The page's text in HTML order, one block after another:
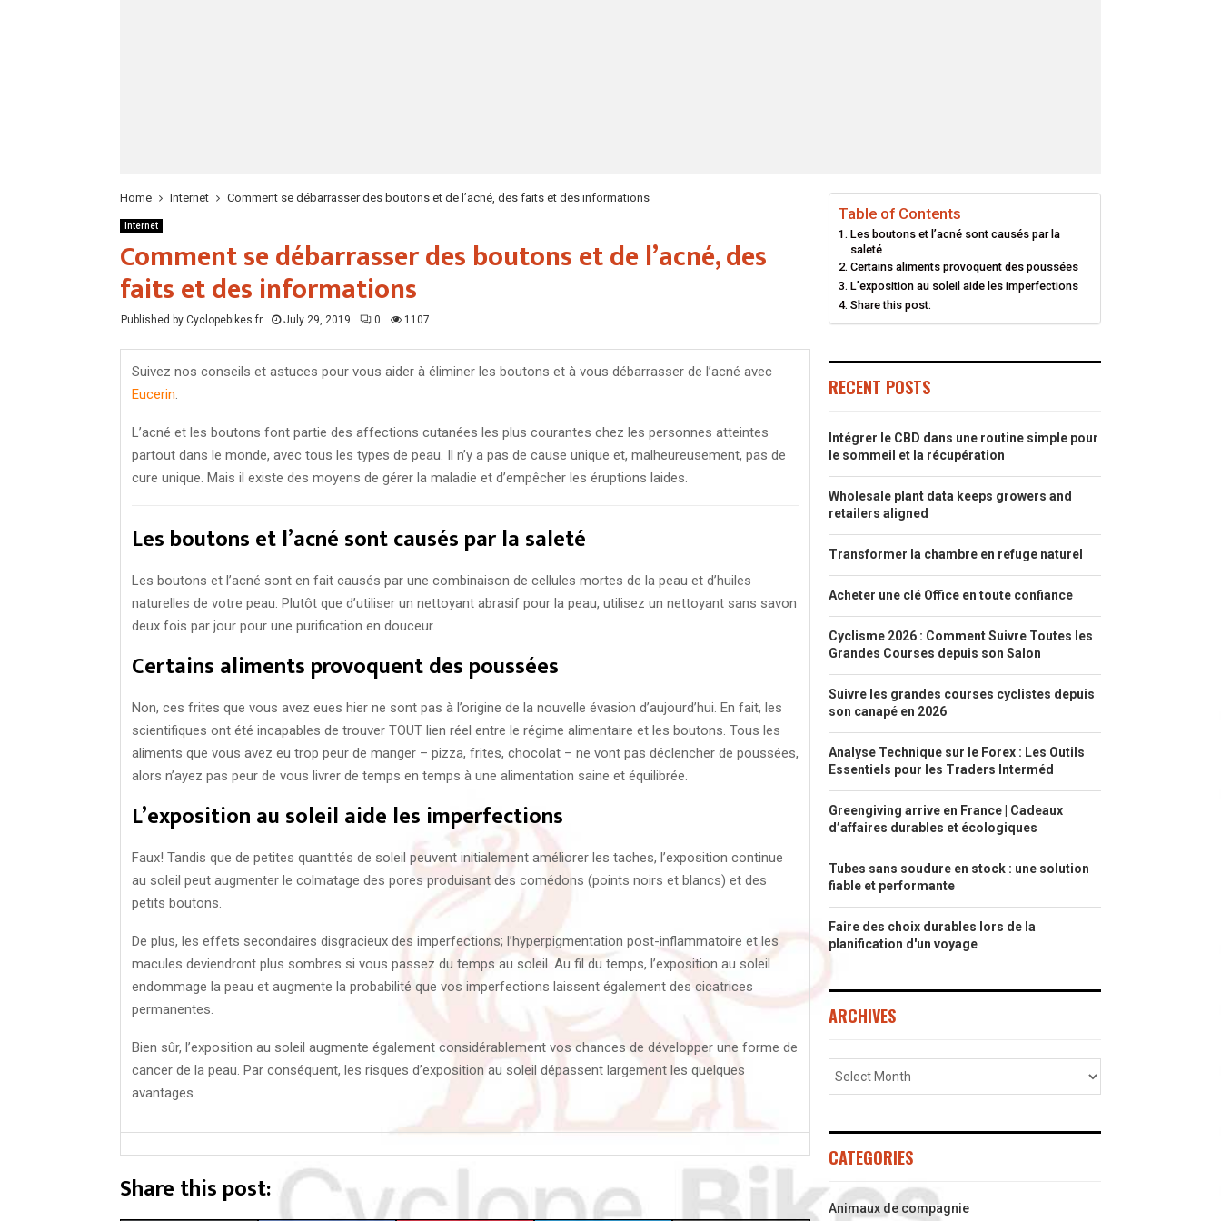
Home Internet Comment se débarrasser des boutons et de l’acné, des faits et des informations
Internet
Comment se débarrasser des boutons et de l’acné, des
faits et des informations
Published by Cyclopebikes.fr July 29, 2019 0 1107
Suivez nos conseils et astuces pour vous aider à éliminer les boutons et à vous débarrasser de l’acné avec
Eucerin
L’acné et les boutons font partie des affections cutanées les plus courantes chez les personnes atteintes
partout dans le monde, avec tous les types de peau. Il n’y a pas de cause unique et, malheureusement, pas de
cure unique. Mais il existe des moyens de gérer la maladie et d’empêcher les éruptions laides.
Les boutons et l’acné sont causés par la saleté
Les boutons et l’acné sont en fait causés par une combinaison de cellules mortes de la peau et d’huiles
naturelles de votre peau. Plutôt que d’utiliser un nettoyant abrasif pour la peau, utilisez un nettoyant sans savon
deux fois par jour pour une purification en douceur.
Certains aliments provoquent des poussées
Non, ces frites que vous avez eues hier ne sont pas à l’origine de la nouvelle évasion d’aujourd’hui. En fait, les
scientifiques ont été incapables de trouver TOUT lien réel entre le régime alimentaire et les boutons. Tous les
aliments que vous avez eu trop peur de manger – pizza, frites, chocolat – ne vont pas déclencher de poussées,
alors n’ayez pas peur de vous livrer de temps en temps à une alimentation saine et équilibrée.
L’exposition au soleil aide les imperfections
Faux! Tandis que de petites quantités de soleil peuvent initialement améliorer les taches, l’exposition continue
au soleil peut augmenter le colmatage des pores produisant des comédons (points noirs et blancs) et des
petits boutons.
De plus, les effets secondaires disgracieux des imperfections; l’hyperpigmentation post-inflammatoire et les
macules deviendront plus sombres si vous passez du temps au soleil. Au fil du temps, l’exposition au soleil
endommage la peau et augmente la probabilité que vos imperfections laissent également des cicatrices
permanentes.
Bien sûr, l’exposition au soleil augmente également considérablement vos chances de développer une forme de
cancer de la peau. Par conséquent, les risques d’exposition au soleil dépassent largement les quelques
avantages.
Share this post:
Table of Contents
Les boutons et l’acné sont causés par la
saleté
Certains aliments provoquent des poussées
L’exposition au soleil aide les imperfections
Share this post:
RECENT POSTS
Intégrer le CBD dans une routine simple pour
le sommeil et la récupération
Wholesale plant data keeps growers and
retailers aligned
Transformer la chambre en refuge naturel
Acheter une clé Office en toute confiance
Cyclisme 2026 : Comment Suivre Toutes les
Grandes Courses depuis son Salon
Suivre les grandes courses cyclistes depuis
son canapé en 2026
Analyse Technique sur le Forex : Les Outils
Essentiels pour les Traders Interméd
Greengiving arrive en France | Cadeaux
d’affaires durables et écologiques
Tubes sans soudure en stock : une solution
fiable et performante
Faire des choix durables lors de la
planification d'un voyage
ARCHIVES
CATEGORIES
Animaux de compagnie